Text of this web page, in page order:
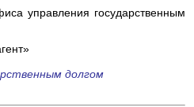
управления государственным
долгом